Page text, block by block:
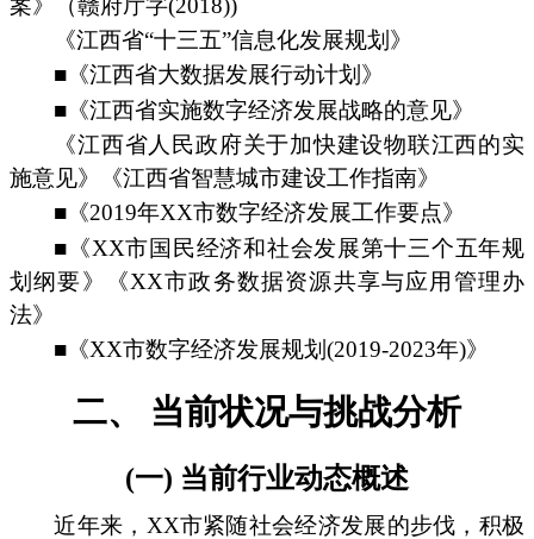
《江西省“十三五”信息化发展规划》
■《江西省大数据发展行动计划》
■《江西省实施数字经济发展战略的意见》
《江西省人民政府关于加快建设物联江西的实
施意见》《江西省智慧城市建设工作指南》
■《2019年XX市数字经济发展工作要点》
■《XX市国民经济和社会发展第十三个五年规
划纲要》《XX市政务数据资源共享与应用管理办
法》
■《XX市数字经济发展规划(2019-2023年)》
二、 当前状况与挑战分析
(一) 当前行业动态概述
近年来，XX市紧随社会经济发展的步伐，积极